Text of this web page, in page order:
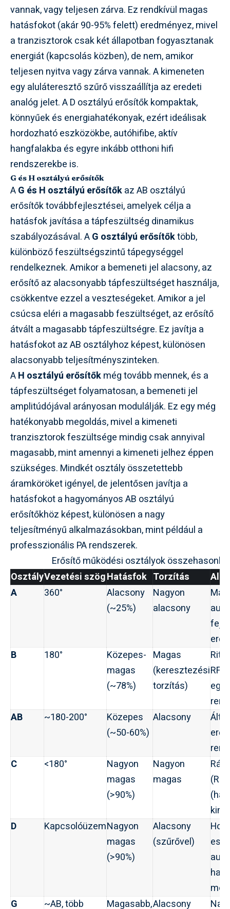
vannak, vagy teljesen zárva. Ez rendkívül magas
hatásfokot (akár 90-95% felett) eredményez, mivel
a tranzisztorok csak két állapotban fogyasztanak
energiát (kapcsolás közben), de nem, amikor
teljesen nyitva vagy zárva vannak. A kimeneten
egy aluláteresztő szűrő visszaállítja az eredeti
analóg jelet. A D osztályú erősítők kompaktak,
könnyűek és energiahatékonyak, ezért ideálisak
hordozható eszközökbe, autóhifibe, aktív
hangfalakba és egyre inkább otthoni hifi
rendszerekbe is.
G és H osztályú erősítők
AG és H osztályú erősítőkaz AB osztályú
erősítők továbbfejlesztései, amelyek célja a
hatásfok javítása a tápfeszültség dinamikus
szabályozásával. AG osztályú erősítőktöbb,
különböző feszültségszintű tápegységgel
rendelkeznek. Amikor a bemeneti jel alacsony, az
erősítő az alacsonyabb tápfeszültséget használja,
csökkentve ezzel a veszteségeket. Amikor a jel
csúcsa eléri a magasabb feszültséget, az erősítő
átvált a magasabb tápfeszültségre. Ez javítja a
hatásfokot az AB osztályhoz képest, különösen
alacsonyabb teljesítményszinteken.
AH osztályú erősítőkmég tovább mennek, és a
tápfeszültséget folyamatosan, a bemeneti jel
amplitúdójával arányosan modulálják. Ez egy még
hatékonyabb megoldás, mivel a kimeneti
tranzisztorok feszültsége mindig csak annyival
magasabb, mint amennyi a kimeneti jelhez éppen
szükséges. Mindkét osztály összetettebb
áramköröket igényel, de jelentősen javítja a
hatásfokot a hagyományos AB osztályú
erősítőkhöz képest, különösen a nagy
teljesítményű alkalmazásokban, mint például a
professzionális PA rendszerek.
Erősítő működési osztályok
OsztályVezetési szögHatásfok Torzítás
A
360°
Alacsony
(~25%)
Nagyon
alacsony
B
180°
Közepes-
magas
(~78%)
Magas
(keresztezési
torzítás)
RF-
AB
~180-200°
Közepes
(~50-60%)
Alacsony
C
<180°
Nagyon
magas
(>90%)
Nagyon
magas
D
KapcsolóüzemNagyon
magas
(>90%)
Alacsony
(szűrővel)
G
~AB, több
Magasabb,Alacsony